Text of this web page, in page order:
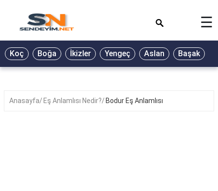
BİYOGRAFİ
GALERİ
☰
Koç Boğa İkizler Yengeç Aslan Başak
Anasayfa Eş Anlamlısı Nedir? Bodur Eş Anlamlısı